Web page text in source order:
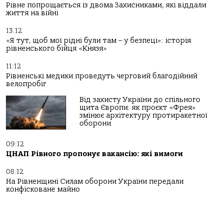
Рівне попрощається із двома Захисниками, які віддали
життя на війні
13:12
«Я тут, щоб мої рідні були там – у безпеці»: історія
рівненського бійця «Князя»
11:12
Рівненські медики проведуть черговий благодійний
велопробіг
Від захисту України до спільного
щита Європи: як проєкт «Фрея»
змінює архітектуру протиракетної
оборони
09:12
ЦНАП Рівного пропонує вакансію: які вимоги
08:12
На Рівненщині Силам оборони України передали
конфісковане майно